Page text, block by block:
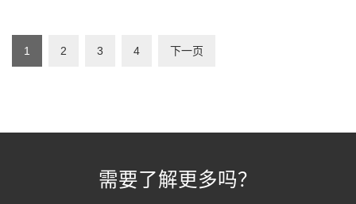
1 2 3 4 下一页
需要了解更多吗？